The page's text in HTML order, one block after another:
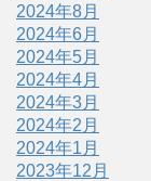
2024年8月
2024年6月
2024年5月
2024年4月
2024年3月
2024年2月
2024年1月
2023年12月